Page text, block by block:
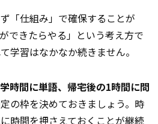
「仕組み」で確保することが
できたらやる」という考え方で
学習はなかなか続きません。
時間に単語、帰宅後の1時間に問
の枠を決めておきましょう。時
時間を押さえておくことが継続